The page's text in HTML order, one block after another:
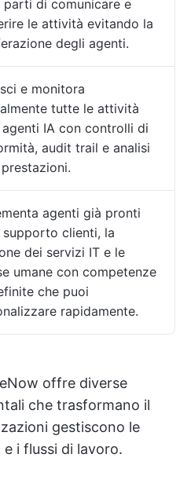
parti di comunicare e
le attività evitando la
degli agenti.
e monitora
tutte le attività
IA con controlli di
audit trail e analisi
agenti già pronti
supporto clienti, la
dei servizi IT e le
umane con competenze
che puoi
rapidamente.
offre diverse
che trasformano il
gestiscono le
i flussi di lavoro.